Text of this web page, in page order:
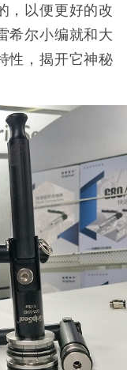
，以便更好的改
希尔小编就和大
性，揭开它神秘